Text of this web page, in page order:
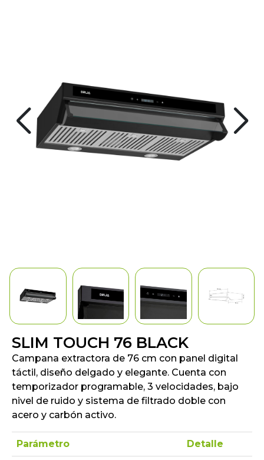
SLIM TOUCH 76 BLACK
Campana extractora de 76 cm con panel digital
táctil, diseño delgado y elegante. Cuenta con
temporizador programable, 3 velocidades, bajo
nivel de ruido y sistema de filtrado doble con
acero y carbón activo.
Parámetro Detalle